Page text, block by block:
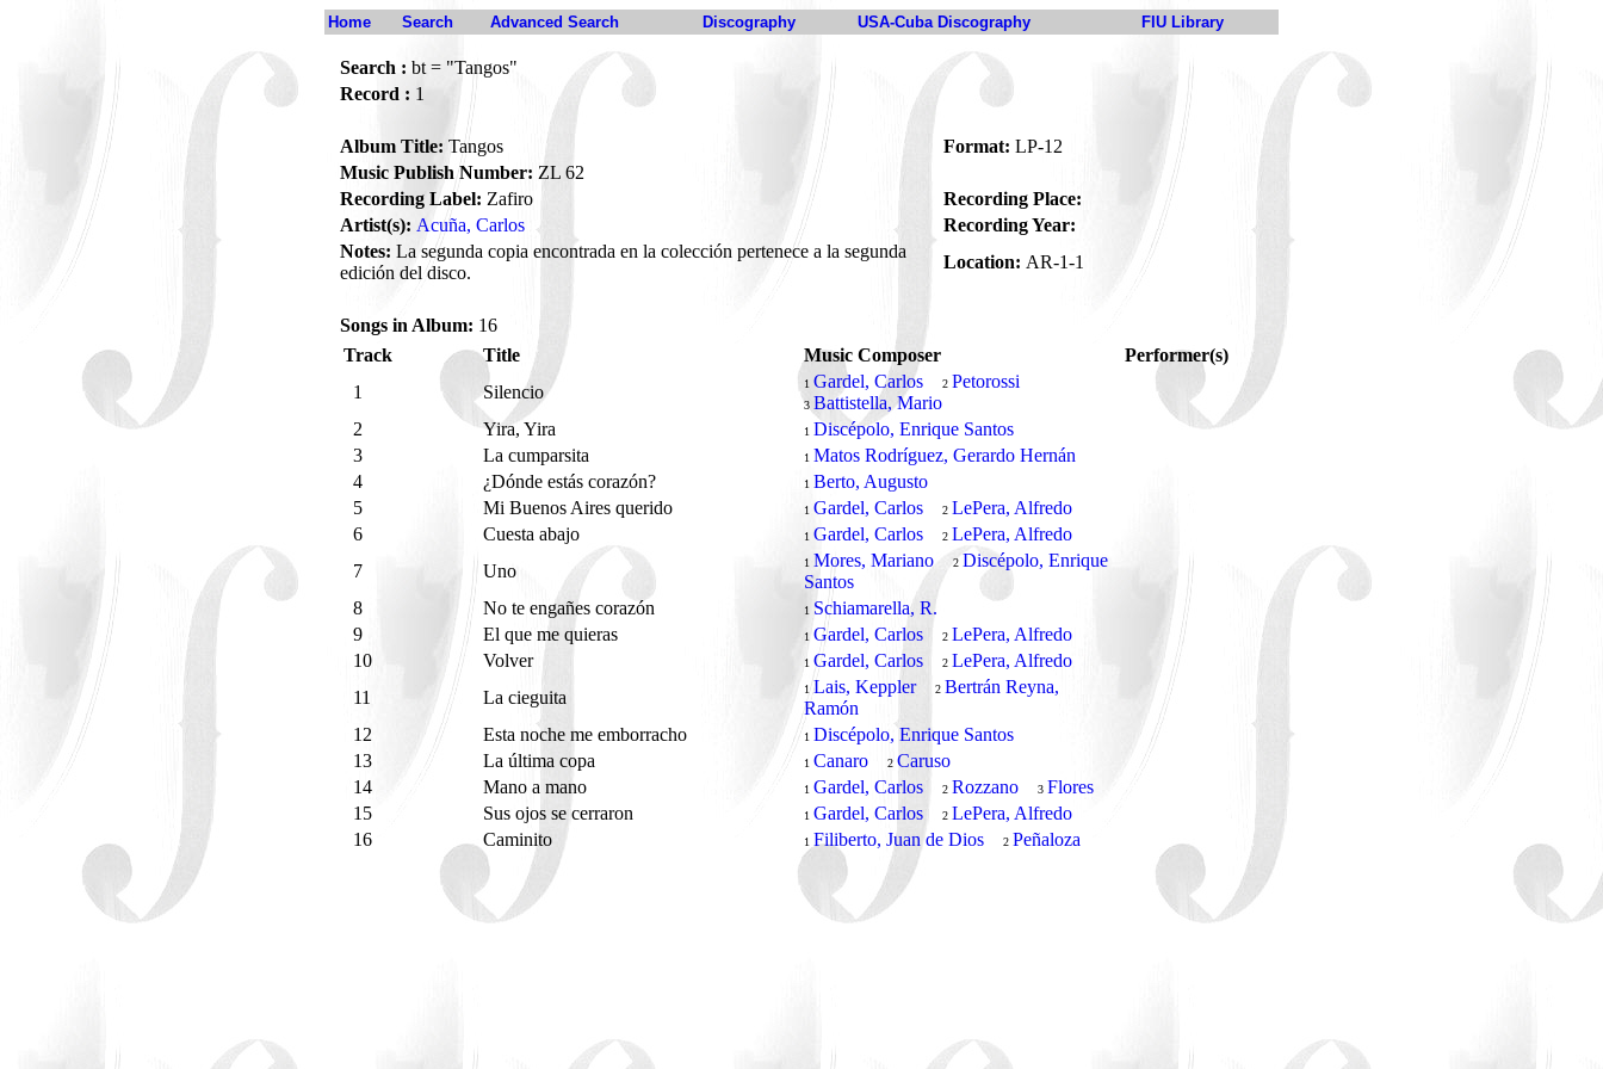
Home Search Advanced Search Discography USA-Cuba Discography FIU Library
Search : bt = "Tangos"
Record : 1
Album Title: Tangos Format: LP-12
Music Publish Number: ZL 62
Recording Label: Zafiro
Recording Place:
Artist(s): Acuña, Carlos
Recording Year:
Notes: La segunda copia encontrada en la colección pertenece a la segunda
edición del disco.
Location: AR-1-1
Songs in Album: 16
Track
Title Music Composer
Performer(s)
1
Silencio 1 Gardel, Carlos 2 Petorossi
3 Battistella, Mario
2
Yira, Yira 1 Discépolo, Enrique Santos
3
La cumparsita 1 Matos Rodríguez, Gerardo Hernán
4
¿Dónde estás corazón? 1 Berto, Augusto
5
Mi Buenos Aires querido 1 Gardel, Carlos 2 LePera, Alfredo
6
Cuesta abajo 1 Gardel, Carlos 2 LePera, Alfredo
7
Uno 1 Mores, Mariano 2 Discépolo, Enrique
Santos
8
No te engañes corazón 1 Schiamarella, R.
9
El que me quieras 1 Gardel, Carlos 2 LePera, Alfredo
10
Volver 1 Gardel, Carlos 2 LePera, Alfredo
11
La cieguita 1 Lais, Keppler 2 Bertrán Reyna,
Ramón
12
Esta noche me emborracho 1 Discépolo, Enrique Santos
13
La última copa 1 Canaro 2 Caruso
14
Mano a mano 1 Gardel, Carlos 2 Rozzano 3 Flores
15
Sus ojos se cerraron 1 Gardel, Carlos 2 LePera, Alfredo
16
Caminito 1 Filiberto, Juan de Dios 2 Peñaloza